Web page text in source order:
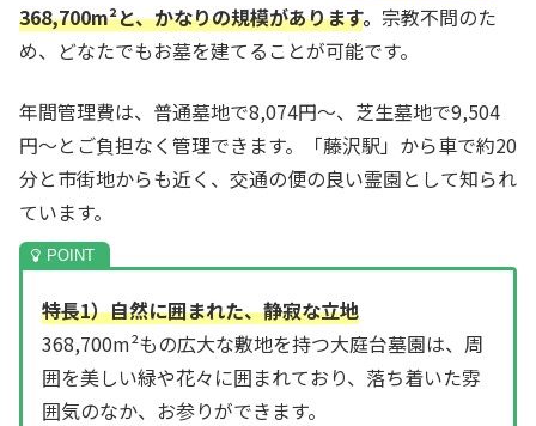
368,700m²と、かなりの規模があります。 宗教不問のた
め、どなたでもお墓を建てることが可能です。
年間管理費は、普通墓地で8,074円～、芝生墓地で9,504
円～とご負担なく管理できます。「藤沢駅」から車で約20
分と市街地からも近く、交通の便の良い霊園として知られ
ています。
特長1）自然に囲まれた、静寂な立地
368,700m²もの広大な敷地を持つ大庭台墓園は、周
囲を美しい緑や花々に囲まれており、落ち着いた雰
囲気のなか、お参りができます。